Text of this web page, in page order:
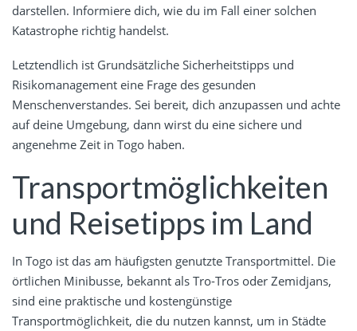
darstellen. Informiere dich, wie du im Fall einer solchen
Katastrophe richtig handelst.
Letztendlich ist Grundsätzliche Sicherheitstipps und
Risikomanagement eine Frage des gesunden
Menschenverstandes. Sei bereit, dich anzupassen und achte
auf deine Umgebung, dann wirst du eine sichere und
angenehme Zeit in Togo haben.
Transportmöglichkeiten
und Reisetipps im Land
In Togo ist das am häufigsten genutzte Transportmittel. Die
örtlichen Minibusse, bekannt als Tro-Tros oder Zemidjans,
sind eine praktische und kostengünstige
Transportmöglichkeit, die du nutzen kannst, um in Städte